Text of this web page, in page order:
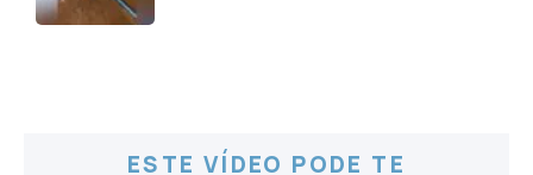
ESTE VÍDEO PODE TE